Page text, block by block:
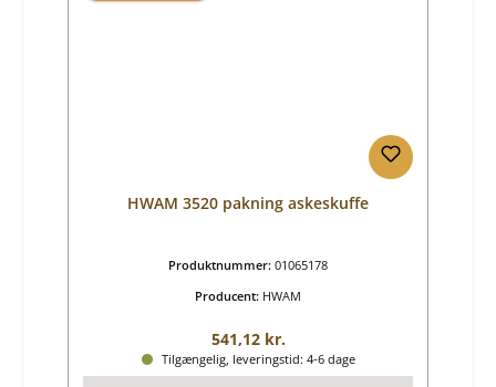
HWAM 3520 pakning askeskuffe
Produktnummer: 01065178
Producent: HWAM
Almindelig pris:
541,12 kr.
Tilgængelig, leveringstid: 4-6 dage